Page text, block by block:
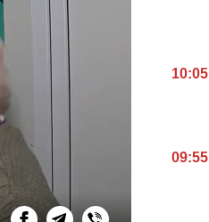
10:05
09:55